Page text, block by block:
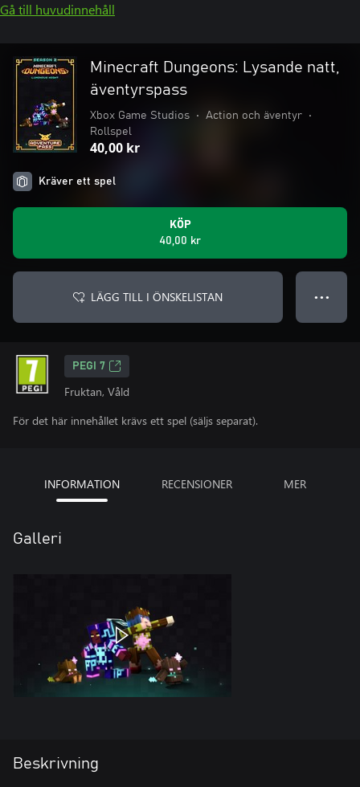
Gå till huvudinnehåll
Minecraft Dungeons: Lysande natt,
äventyrspass
Xbox Game Studios • Action och äventyr
•
Rollspel
40,00 kr
Kräver ett spel
KÖP
40,00 kr
LÄGG TILL I ÖNSKELISTAN ● ● ●
PEGI 7
Fruktan, Våld
För det här innehållet krävs ett spel (säljs separat).
INFORMATION RECENSIONER MER
Galleri
Beskrivning